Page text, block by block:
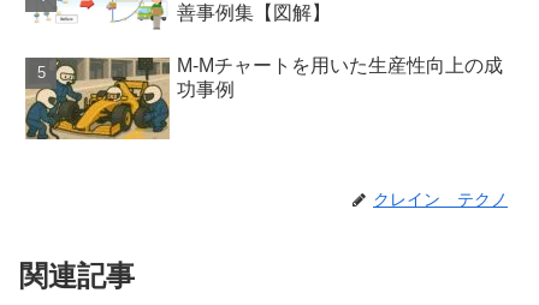
善事例集【図解】
M-Mチャートを用いた生産性向上の成
功事例
クレイン テクノ
関連記事